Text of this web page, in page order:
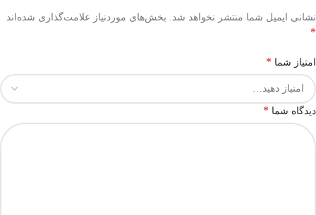
نشانی ایمیل شما منتشر نخواهد شد. بخش‌های موردنیاز علامت‌گذاری شده‌اند
*
امتیاز شما *
دیدگاه شما *